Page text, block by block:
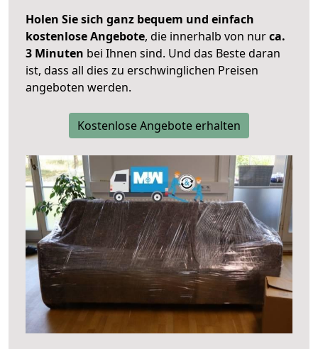
Holen Sie sich ganz bequem und einfach
kostenlose Angebote, die innerhalb von nurca.
3 Minuten bei Ihnen sind. Und das Beste daran
ist, dass all dies zu erschwinglichen Preisen
angeboten werden.
Kostenlose Angebote erhalten